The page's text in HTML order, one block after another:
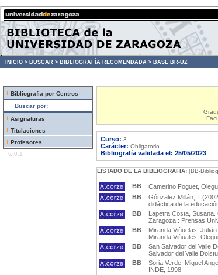
INICIO > BUSCAR > BIBLIOGRAFÍA RECOMENDADA > BASE BR-UZ
Bibliografía por Centros
Buscar por:
Asignaturas
Titulaciones
Profesores
v. 0.1
Curso: 3
Carácter: Obligatorio
Bibliografía validada el: 25/05/2023
LISTADO DE LA BIBLIOGRAFIA: [BB-
BB
Camerino Foguet,
BB
Gónzalez Millán, I.
didáctica de la
BB
Lapetra Costa, Susana.
Zaragoza : Prensas
BB
Miranda Viñuelas,
Miranda Viñuales,
BB
San Salvador del Valle
Salvador del Valle
BB
Soria Verde, Miguel
INDE, 1998